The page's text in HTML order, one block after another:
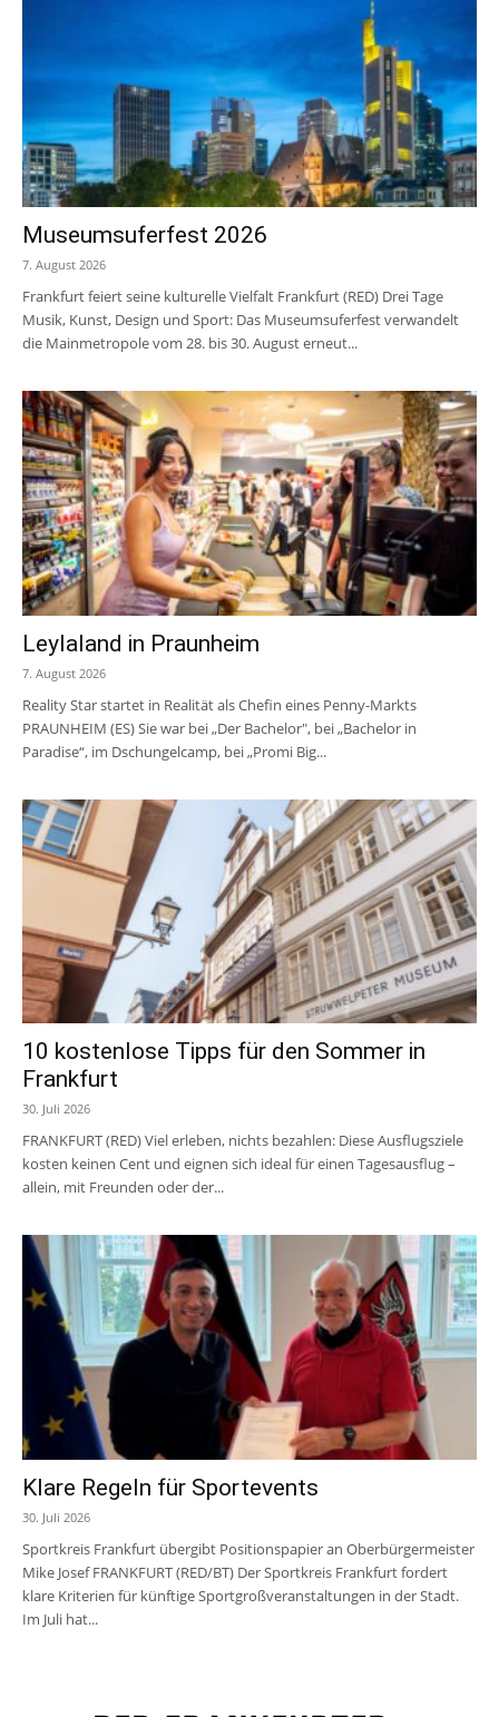
Museumsuferfest 2026
7. August 2026
Frankfurt feiert seine kulturelle Vielfalt Frankfurt (RED) Drei Tage
Musik, Kunst, Design und Sport: Das Museumsuferfest verwandelt
die Mainmetropole vom 28. bis 30. August erneut...
Leylaland in Praunheim
7. August 2026
Reality Star startet in Realität als Chefin eines Penny-Markts
PRAUNHEIM (ES) Sie war bei „Der Bachelor", bei „Bachelor in
Paradise“, im Dschungelcamp, bei „Promi Big...
10 kostenlose Tipps für den Sommer in
Frankfurt
30. Juli 2026
FRANKFURT (RED) Viel erleben, nichts bezahlen: Diese Ausflugsziele
kosten keinen Cent und eignen sich ideal für einen Tagesausflug –
allein, mit Freunden oder der...
Klare Regeln für Sportevents
30. Juli 2026
Sportkreis Frankfurt übergibt Positionspapier an Oberbürgermeister
Mike Josef FRANKFURT (RED/BT) Der Sportkreis Frankfurt fordert
klare Kriterien für künftige Sportgroßveranstaltungen in der Stadt.
Im Juli hat...